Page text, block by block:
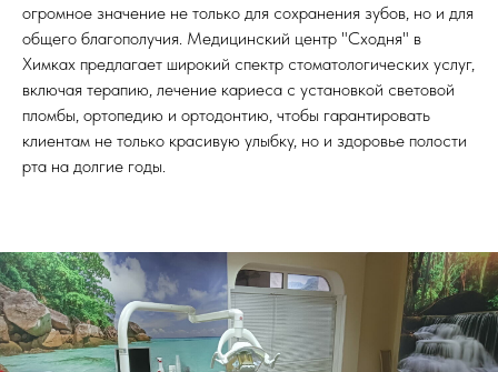
огромное значение не только для сохранения зубов, но и для
общего благополучия. Медицинский центр "Сходня" в
Химках предлагает широкий спектр стоматологических услуг,
включая терапию, лечение кариеса с установкой световой
пломбы, ортопедию и ортодонтию, чтобы гарантировать
клиентам не только красивую улыбку, но и здоровье полости
рта на долгие годы.